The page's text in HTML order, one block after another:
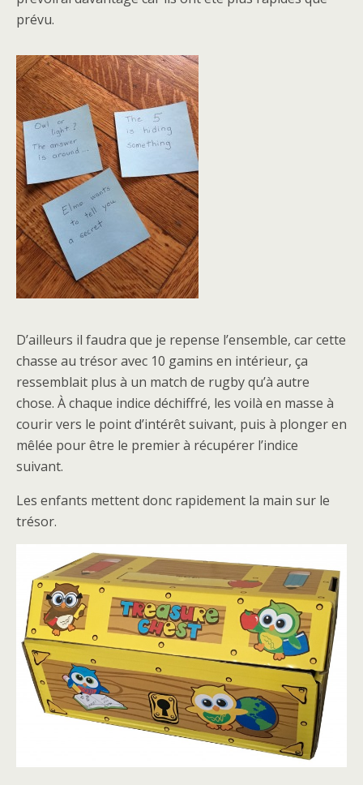
prévu.
D’ailleurs il faudra que je repense l’ensemble, car cette
chasse au trésor avec 10 gamins en intérieur, ça
ressemblait plus à un match de rugby qu’à autre
chose. À chaque indice déchiffré, les voilà en masse à
courir vers le point d’intérêt suivant, puis à plonger en
mêlée pour être le premier à récupérer l’indice
suivant.
Les enfants mettent donc rapidement la main sur le
trésor.